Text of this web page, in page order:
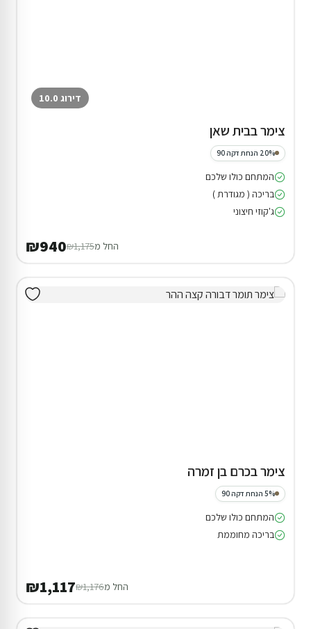
דירוג 10.0
צימר בבית שאן
20% הנחת דקה 90
המתחם כולו שלכם
בריכה ( מגודרת )
ג'קוזי חיצוני
החל מ₪1,175
₪940
צימר בכרם בן זמרה
5% הנחת דקה 90
המתחם כולו שלכם
בריכה מחוממת
החל מ₪1,176
₪1,117